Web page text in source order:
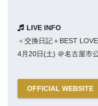
LIVE INFO
＜交換日記＋BEST
4月20日(土) ＠名古屋市
OFFICIAL WEBSITE